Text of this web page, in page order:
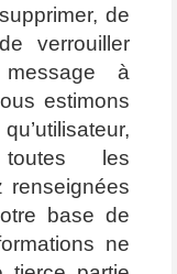
de
verrouiller
à
estimons
les
renseignées
base de
ne